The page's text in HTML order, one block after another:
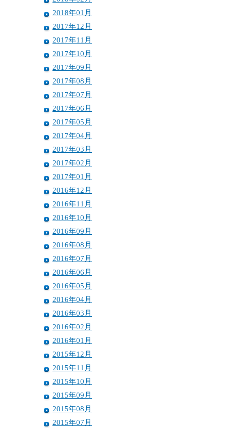
2018年01月
2017年12月
2017年11月
2017年10月
2017年09月
2017年08月
2017年07月
2017年06月
2017年05月
2017年04月
2017年03月
2017年02月
2017年01月
2016年12月
2016年11月
2016年10月
2016年09月
2016年08月
2016年07月
2016年06月
2016年05月
2016年04月
2016年03月
2016年02月
2016年01月
2015年12月
2015年11月
2015年10月
2015年09月
2015年08月
2015年07月